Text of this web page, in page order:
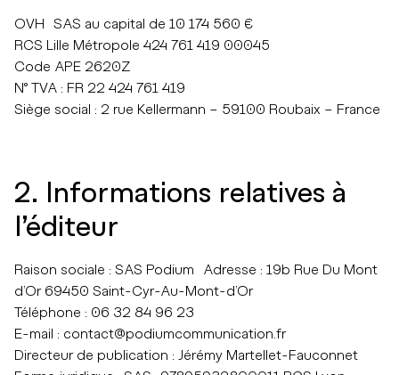
OVH SAS au capital de 10 174 560 €
RCS Lille Métropole 424 761 419 00045
Code APE 2620Z
N° TVA : FR 22 424 761 419
Siège social : 2 rue Kellermann – 59100 Roubaix – France
2. Informations relatives à
l’éditeur
Raison sociale : SAS Podium Adresse : 19b Rue Du Mont
d’Or 69450 Saint-Cyr-Au-Mont-d’Or
Téléphone : 06 32 84 96 23
E-mail : contact@podiumcommunication.fr
Directeur de publication : Jérémy Martellet-Fauconnet